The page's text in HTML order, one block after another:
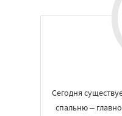
Сегодня
спальню –